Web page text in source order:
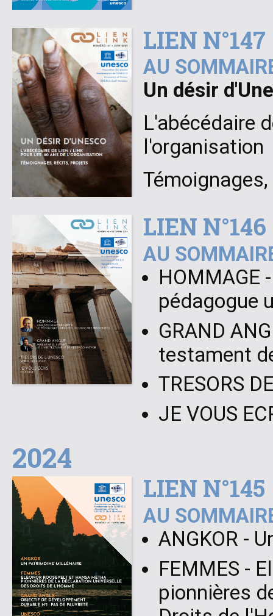
LIEN N°147
AU
Un désir
L'abécédaire
l'organisation
LIEN N°146
AU
HOMMAGE
pédagogue
GRAND
testament
TRESORS
JE VOUS
2024
LIEN N°145
AU
ANGKOR -
FEMMES -
pionnières